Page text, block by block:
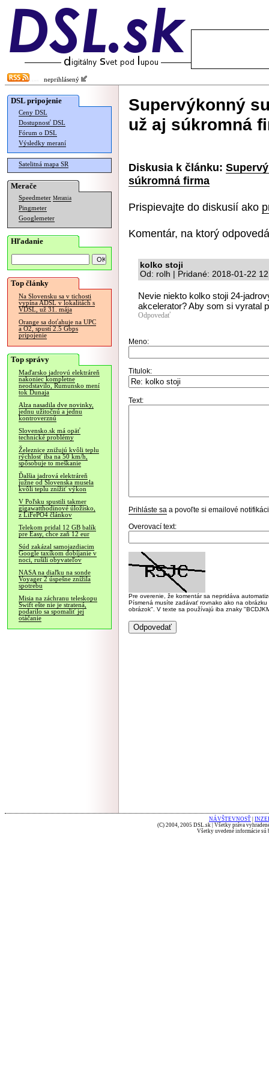
neprihlásený
DSL pripojenie
Ceny DSL
Dostupnosť DSL
Fórum o DSL
Výsledky meraní
Satelitná mapa SR
Merače
Speedmeter Merania
Pingmeter
Googlemeter
Hľadanie
Top články
Na Slovensku sa v tichosti
vypína ADSL v lokalitách s
VDSL, už 31. mája
Orange sa doťahuje na UPC
a O2, spustí 2.5 Gbps
pripojenie
Top správy
Maďarsko jadrovú elektráreň
nakoniec kompletne
neodstavilo, Rumunsko mení
tok Dunaja
Alza nasadila dve novinky,
jednu užitočnú a jednu
kontroverznú
Slovensko.sk má opäť
technické problémy
Železnice znižujú kvôli teplu
rýchlosť iba na 50 km/h,
spôsobuje to meškanie
Ďalšia jadrová elektráreň
južne od Slovenska musela
kvôli teplu znížiť výkon
V Poľsku spustili takmer
gigawatthodinové úložisko,
z LiFePO4 článkov
Telekom pridal 12 GB balík
pre Easy, chce zaň 12 eur
Súd zakázal samojazdiacim
Google taxíkom dobíjanie v
noci, rušili obyvateľov
NASA na diaľku na sonde
Voyager 2 úspešne znížila
spotrebu
Misia na záchranu teleskopu
Swift ešte nie je stratená,
podarilo sa spomaliť jej
otáčanie
Supervýkonný
už aj súkromná
Diskusia k článku:
súkromná firma
Prispievajte do diskusií ako
Komentár, na ktorý
kolko stoji
Od: rolh | Pridané: 2018-01-22
Nevie niekto kolko stoji 24-
akcelerator? Aby som si vyratal
Odpovedať
Meno:
Titulok:
Text:
Prihláste sa a povoľte si emailové
Overovací text:
Pre overenie, že komentár sa nepridáva
Písmená musíte zadávať rovnako ako na
obrázok". V texte sa používajú iba znaky
NÁVŠTEVNOSŤ
(C) 2004, 2005 DSL.sk | Všetky práva
Všetky uvedené informácie sú